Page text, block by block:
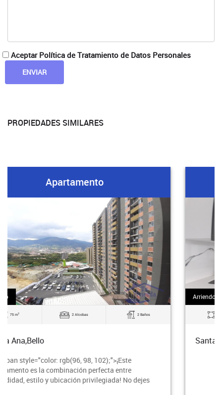
Aceptar Política de Tratamiento de Datos Personales
PROPIEDADES SIMILARES
Apartamento
Arriendo
Santa Ana,Bello